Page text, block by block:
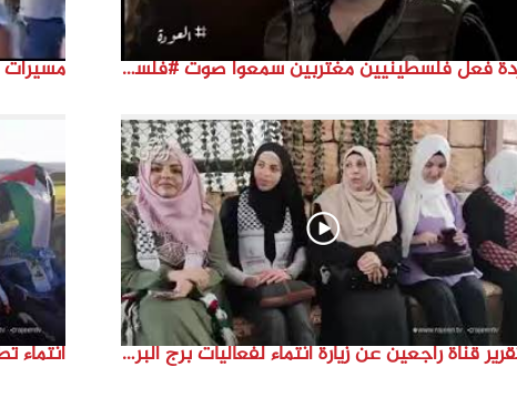
ردة فعل فلسطينيين مغتربين سمعوا صوت #فلسطين لأول مرة #نتماء2022 #القدس_موعدنا #النكبة74
تقرير قناة راجعين عن زيارة انتماء لفعاليات برج البراجنة اعداد جنى شحرور